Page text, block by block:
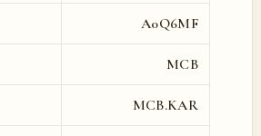
A0Q6MF
MCB
MCB.KAR